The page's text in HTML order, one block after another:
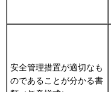
安全管理措置が適切なも
のであることが分かる書